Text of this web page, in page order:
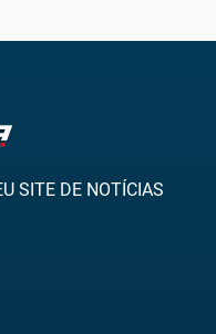
SITE DE NOTÍCIAS